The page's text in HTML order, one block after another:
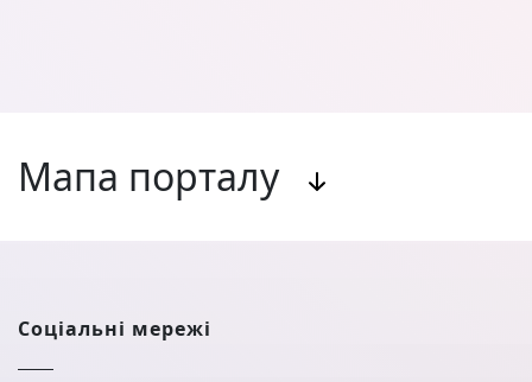
Мапа порталу
Соціальні мережі